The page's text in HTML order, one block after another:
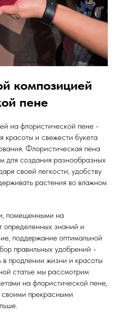
композицией
пене
на флористической пене -
красоты и свежести букета
Флористическая пена
для создания разнообразных
своей легкости, удобству
растения во влажном
помещенными на
определенных знаний и
поддержание оптимальной
правильных удобрений -
в продлении жизни и красоты
статье мы рассмотрим
на флористической пене,
прекрасными